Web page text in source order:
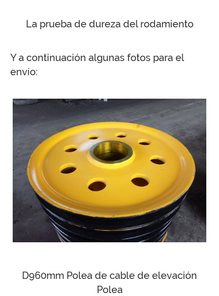
La prueba de dureza del rodamiento
Y a continuación algunas fotos para el
envío:
D960mm Polea de cable de elevación
Polea